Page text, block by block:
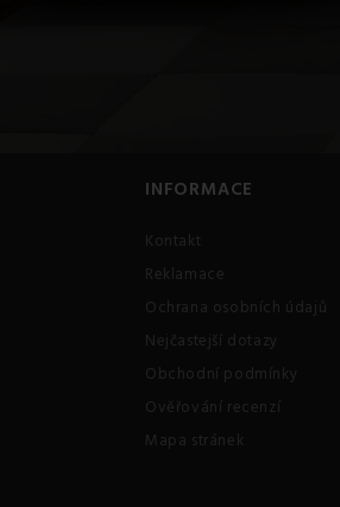
INFORMACE
Kontakt
Reklamace
Ochrana osobních údajů
Nejčastejší dotazy
Obchodní podmínky
Ověřování recenzí
Mapa stránek